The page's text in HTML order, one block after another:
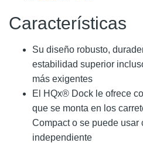
Características
Su diseño robusto,
estabilidad superior
más exigentes
El HQx® Dock le ofrece
que se monta en los
Compact o se puede usar
independiente